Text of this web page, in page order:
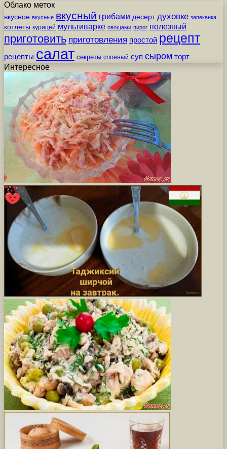
Облако меток
вкусное вкусные вкусный грибами десерт духовке запеканка
котлеты курицей мультиварке овощами пирог полезный
приготовить приготовления простой рецепт
рецепты салат секреты слоеный суп сыром торт
Интересное